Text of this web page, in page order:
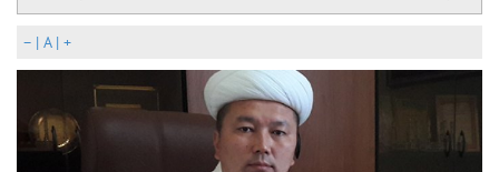
– | A| +